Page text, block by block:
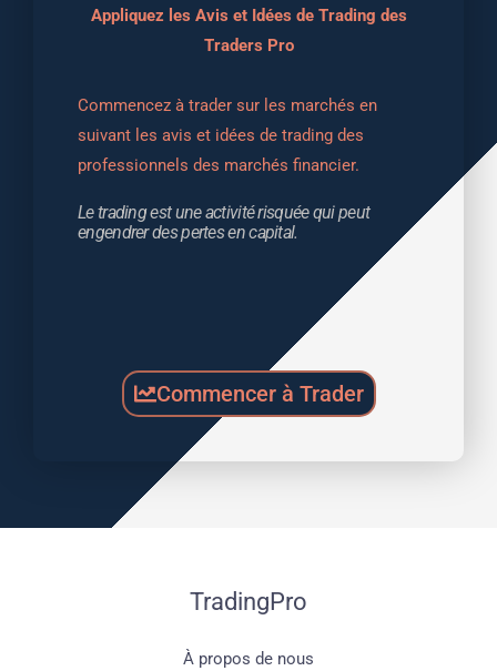
Appliquez les Avis et Idées de Trading des
Traders Pro
Commencez à trader sur les marchés en
suivant les avis et idées de trading des
professionnels des marchés financier.
Le trading est une activité risquée qui peut
engendrer des pertes en capital.
Commencer à Trader
TradingPro
À propos de nous